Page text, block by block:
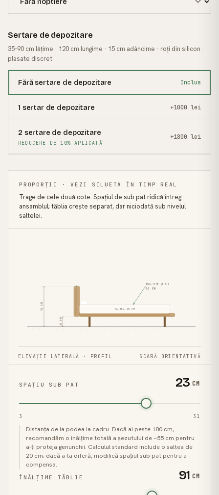
Sertare de depozitare
35–90 cm lățime · 120 cm lungime · 15 cm adâncime · roți din silicon ·
plasate discret
Fără sertare de depozitare Inclus
1 sertar de depozitare +1000 lei
2 sertare de depozitare
REDUCERE DE 10% APLICATĂ
+1800 lei
PROPORȚII · VEZI SILUETA ÎN TIMP REAL
Trage de cele două cote. Spațiul de sub pat ridică întreg
ansamblul; tăblia crește separat, dar niciodată sub nivelul
saltelei.
91
CM
23
CM
SALTEA 20 CM
ÎNĂLȚIME ȘEZUT
50 CM
ELEVAȚIE LATERALĂ · PROFIL SCARĂ ORIENTATIVĂ
SPAȚIU SUB PAT 23 CM
3 31
Distanța de la podea la cadru. Dacă ai peste 180 cm,
recomandăm o înălțime totală a șezutului de ~55 cm pentru
a-ți proteja genunchii. Calculul standard include o saltea de
20 cm; dacă a ta diferă, modifică spațiul sub pat pentru a
compensa.
ÎNĂLȚIME TĂBLIE 91 CM